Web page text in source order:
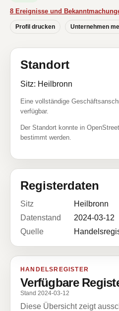
8 Ereignisse und
Profil drucken Unternehmen
Standort
Sitz: Heilbronn
Eine vollständige
verfügbar.
Der Standort konnte in
bestimmt werden.
Registerdaten
Sitz
Heilbronn
Datenstand
2024-03-12
Quelle
HANDELSREGISTER
Verfügbare
Stand 2024-03-12
Diese Übersicht zeigt